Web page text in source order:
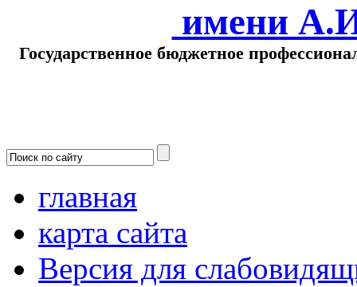
имени
Государственное бюджетное
главная
карта сайта
Версия для